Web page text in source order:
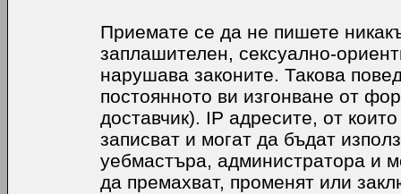
Приемате се да не пишете
заплашителен, сексуално-
нарушава законите. Такова
постоянното ви изгонване от
доставчик). IP адресите, от
записват и могат да бъдат
уебмастъра, администратора и
да премахват, променят или